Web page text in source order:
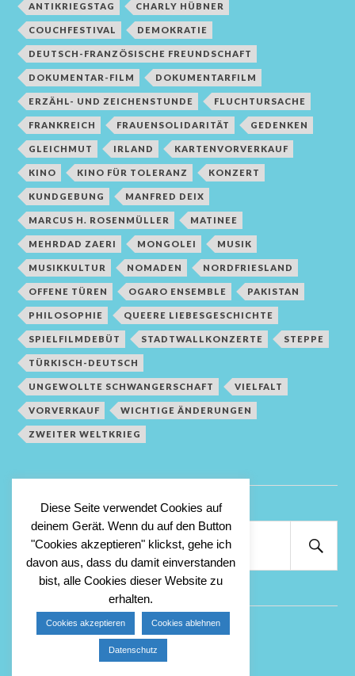
ANTIKRIEGSTAG CHARLY HÜBNER
COUCHFESTIVAL DEMOKRATIE
DEUTSCH-FRANZÖSISCHE FREUNDSCHAFT
DOKUMENTAR-FILM DOKUMENTARFILM
ERZÄHL- UND ZEICHENSTUNDE FLUCHTURSACHE
FRANKREICH FRAUENSOLIDARITÄT GEDENKEN
GLEICHMUT IRLAND KARTENVORVERKAUF
KINO KINO FÜR TOLERANZ KONZERT
KUNDGEBUNG MANFRED DEIX
MARCUS H. ROSENMÜLLER MATINEE
MEHRDAD ZAERI MONGOLEI MUSIK
MUSIKKULTUR NOMADEN NORDFRIESLAND
OFFENE TÜREN OGARO ENSEMBLE PAKISTAN
PHILOSOPHIE QUEERE LIEBESGESCHICHTE
SPIELFILMDEBÜT STADTWALLKONZERTE STEPPE
TÜRKISCH-DEUTSCH
UNGEWOLLTE SCHWANGERSCHAFT VIELFALT
VORVERKAUF WICHTIGE ÄNDERUNGEN
ZWEITER WELTKRIEG
Suchen
nach:
Diese Seite verwendet Cookies auf
deinem Gerät. Wenn du auf den Button
"Cookies akzeptieren" klickst, gehe ich
davon aus, dass du damit einverstanden
bist, alle Cookies dieser Website zu
erhalten.
Cookies akzeptieren Cookies ablehnen
Datenschutz